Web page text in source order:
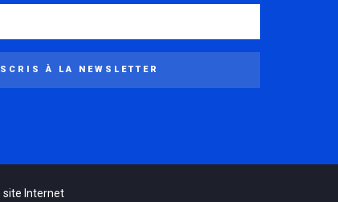
À LA NEWSLETTER
site Internet